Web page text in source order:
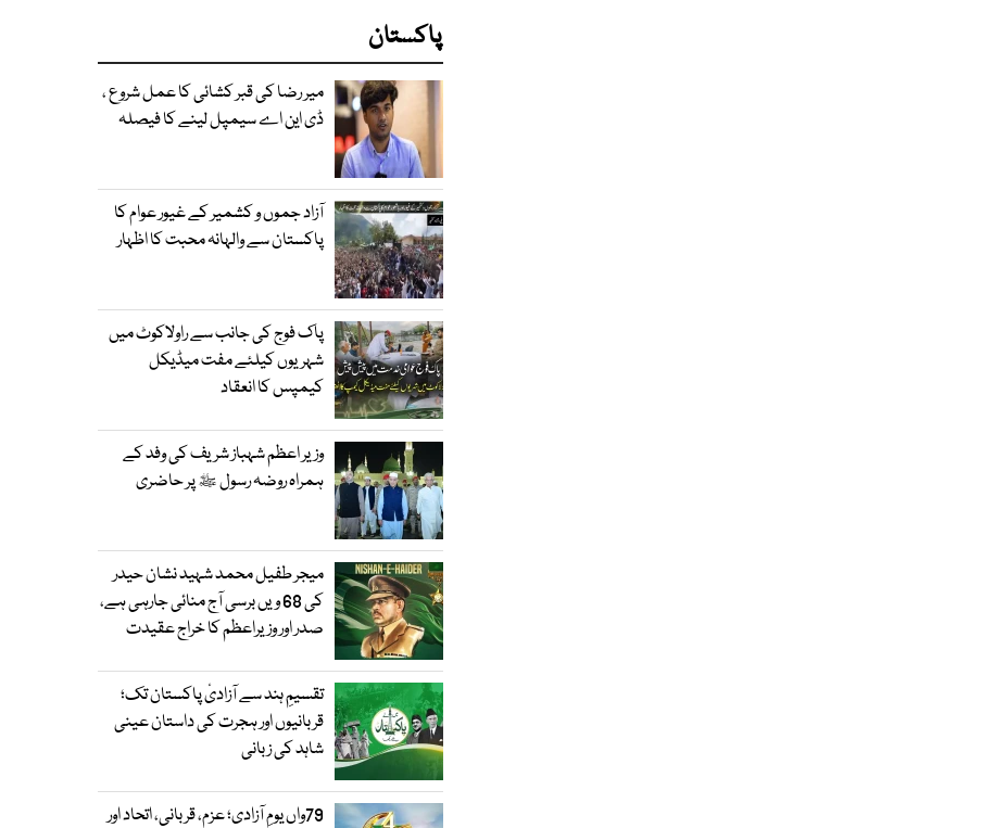
پاکستان
میر رضا کی قبر کشائی کا عمل شروع ،
ڈی این اے سیمپل لینے کا فیصلہ
آزاد جموں و کشمیر کے غیور عوام کا
پاکستان سے والہانہ محبت کا اظہار
پاک فوج کی جانب سے راولاکوٹ میں
شہریوں کیلئے مفت میڈیکل
کیمپس کا انعقاد
وزیر اعظم شہباز شریف کی وفد کے
ہمراہ روضہ رسول ﷺ پر حاضری
میجر طفیل محمد شہید نشان حیدر
کی 68 ویں برسی آج منائی جارہی ہے،
صدر اور وزیراعظم کا خراج عقیدت
تقسیمِ ہند سے آزادیٔ پاکستان تک؛
قربانیوں اور ہجرت کی داستان عینی
شاہد کی زبانی
79واں یومِ آزادی؛ عزم، قربانی، اتحاد اور